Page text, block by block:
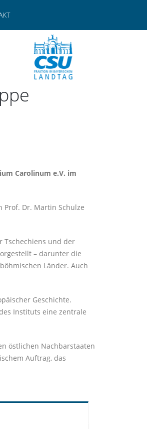
Carolinum e.V. im
Prof. Dr. Martin Schulze
Tschechiens und der
– darunter die
Länder. Auch
Geschichte.
Instituts eine zentrale
östlichen Nachbarstaaten
Auftrag, das